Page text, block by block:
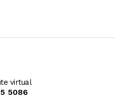
virtual
5086